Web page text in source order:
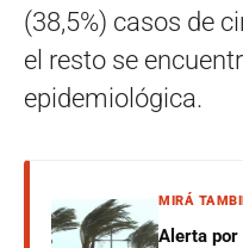
(38,5%) casos de
el resto se
epidemiológica.
MIRÁ
Alerta por